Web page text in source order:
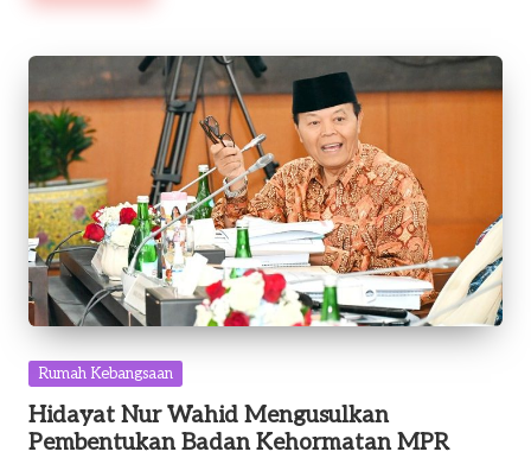
Posted
Rumah Kebangsaan
Hidayat Nur Wahid Mengusulkan
Pembentukan Badan Kehormatan MPR